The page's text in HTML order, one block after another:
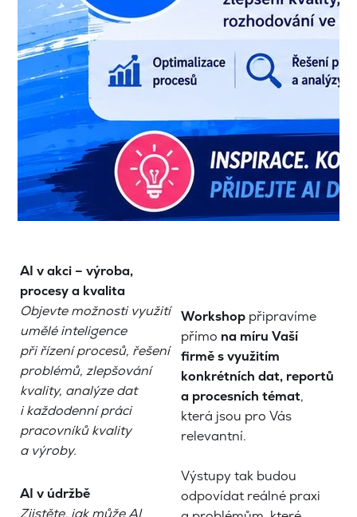
AI v akci – výroba,
procesy a kvalita
Objevte možnosti využití
umělé inteligence
při řízení procesů, řešení
problémů, zlepšování
kvality, analýze dat
i každodenní práci
pracovníků kvality
a výroby.
AI v údržbě
Zjistěte, jak může AI
Workshop připravíme
přímo na míru Vaší
firměs využitím
konkrétních dat, reportů
a procesních témat,
která jsou pro Vás
relevantní.
Výstupy tak budou
odpovídat reálné praxi